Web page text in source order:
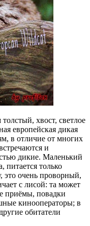
хвост, светлое
европейская дикая
в отличие от многих
и
дикие. Маленький
питается только
это очень проворный,
с лисой: та может
приёмы, повадки
кинооператоры; в
обитатели